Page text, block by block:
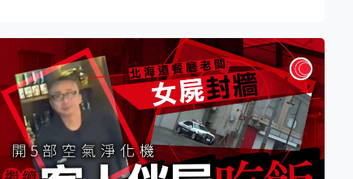
期間的居民投訴。《一線搜查》向法團前主席求證，但對
方拒絕回應，堅稱是「集體決定」。 位於牛頭角，數齡44
年的安基苑由去年5、6月開始進行大維修，四座大廈同時
被棚網、竹棚包住，自宏福苑大火後，引起居民強烈擔
憂，而捲入事件的鴻毅隨即通知安基苑無法履行顧問職
務，令目前大維修工程停擺，瀕臨爛尾，現法團為此向特
首辦、市建局、屋宇署、民政事務處得求助，但暫時仍未